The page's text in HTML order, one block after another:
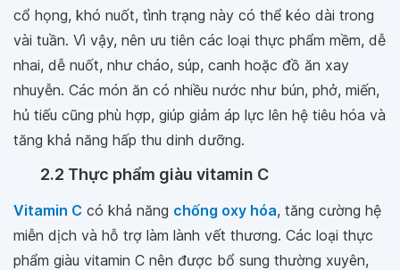
cổ họng, khó nuốt, tình trạng này có thể kéo dài trong
vài tuần. Vì vậy, nên ưu tiên các loại thực phẩm mềm, dễ
nhai, dễ nuốt, như cháo, súp, canh hoặc đồ ăn xay
nhuyễn. Các món ăn có nhiều nước như bún, phở, miến,
hủ tiếu cũng phù hợp, giúp giảm áp lực lên hệ tiêu hóa và
tăng khả năng hấp thu dinh dưỡng.
2.2 Thực phẩm giàu vitamin C
Vitamin C có khả năng chống oxy hóa, tăng cường hệ
miễn dịch và hỗ trợ làm lành vết thương. Các loại thực
phẩm giàu vitamin C nên được bổ sung thường xuyên,